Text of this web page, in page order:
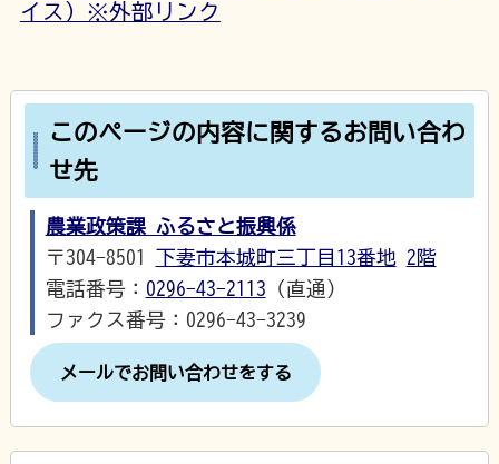
イス）※外部リンク
このページの内容に関するお問い合わ
せ先
農業政策課 ふるさと振興係
〒304-8501
下妻市本城町三丁目13番地 2階
電話番号： 0296-43-2113 （直通）
ファクス番号：0296-43-3239
メールでお問い合わせをする